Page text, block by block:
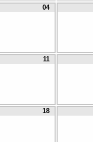
04
11
18